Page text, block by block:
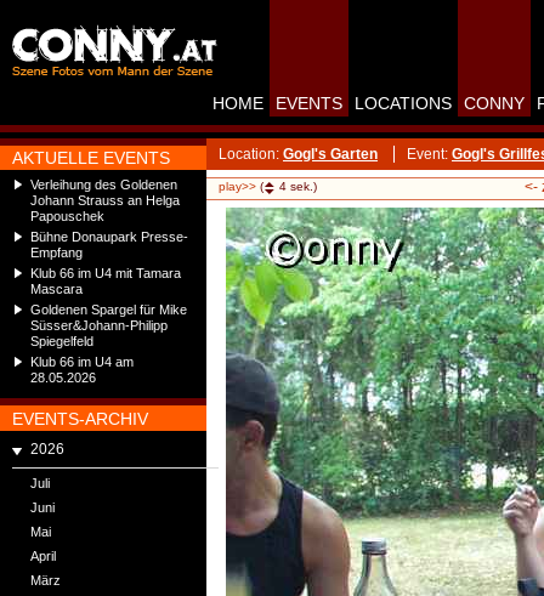
AKTUELLE EVENTS
Verleihung des Goldenen
Johann Strauss an Helga
Papouschek
Bühne Donaupark Presse-
Empfang
Klub 66 im U4 mit Tamara
Mascara
Goldenen Spargel für Mike
Süsser&Johann-Philipp
Spiegelfeld
Klub 66 im U4 am
28.05.2026
EVENTS-ARCHIV
2026
Juli
Juni
Mai
April
März
HOME EVENTS LOCATIONS CONNY
Location: Gogl's Garten Event: Gogl's
play>> ( 4 sek.) <-